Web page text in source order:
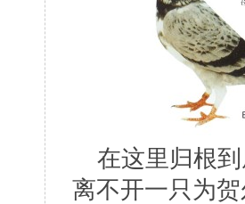
在这里归根到
离不开一只为